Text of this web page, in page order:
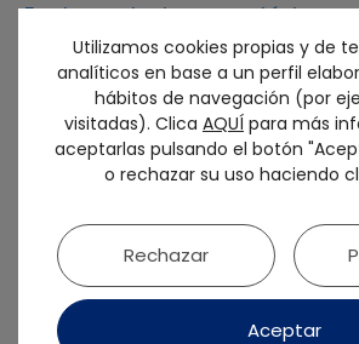
Factores de riesgo protésicos y
modificación en el
periimplantitis.
Soluciones terapéuticas para
de dientes calcificados
La Fundación Fenin refuerza su
la incorporación de nuevas
científicas
Utilizamos cookies propias y de
analíticos en base a un perfil
hábitos de navegación (por
visitadas). Clica AQUÍ para más
aceptarlas pulsando el botón
o rechazar su uso haciendo
Aceptar
Rechazar